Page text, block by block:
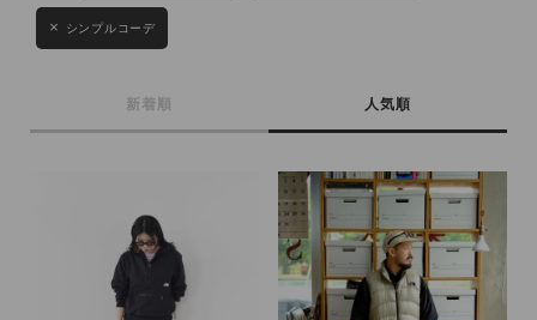
シンプルコーデ
新着順 人気順